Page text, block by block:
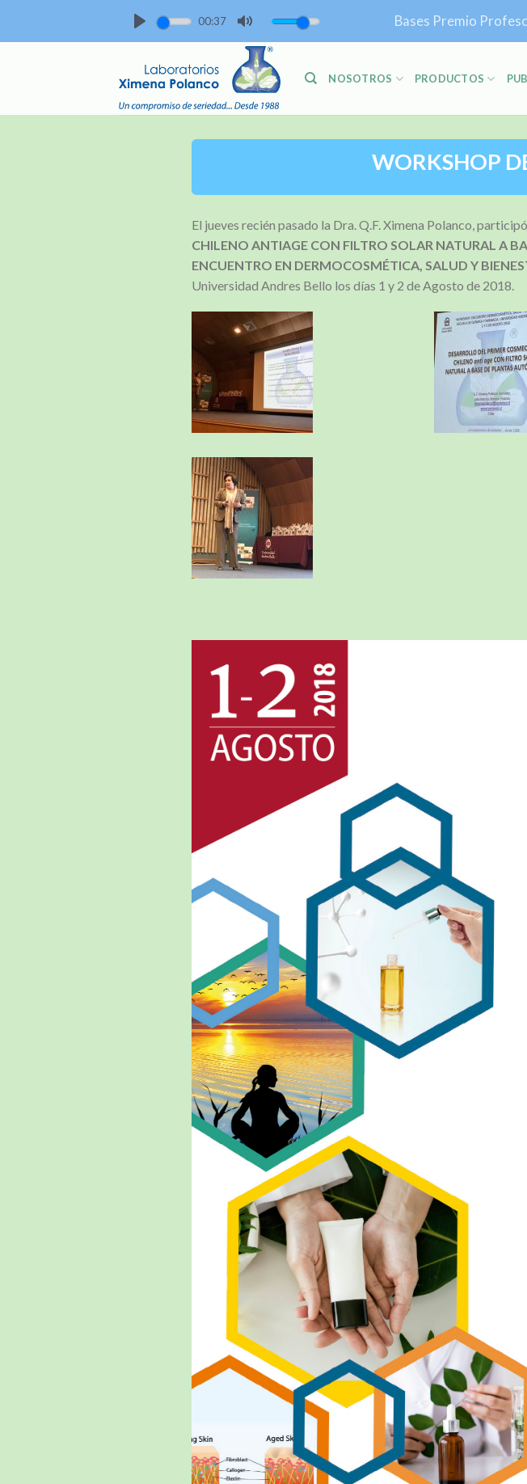
00:37 Bases Premio
NOSOTROS PRODUCTOS
WORKSHOP
El jueves recién pasado la Dra. Q.F. Ximena Polanco,
CHILENO ANTIAGE CON FILTRO SOLAR NATURAL A
ENCUENTRO EN DERMOCOSMÉTICA, SALUD Y
Universidad Andres Bello los días 1 y 2 de Agosto de 2018.